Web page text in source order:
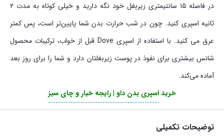
در فاصله ۱۵ سانتی‏متری زیربغل خود نگه دارید و خیلی کوتاه به مدت ۲
ثانیه اسپری کنید. چون در شب حرارت بدن شما پایین‌تر است، پس کمتر
عرق می کنید. با استفاده از اسپری Dove قبل از خواب، ترکیبات محصول
شانس بیشتری برای نفوذ در پوست زیربغلتان دارد و شما را برای روز بعد
آماده می‌کند.
خریداسپری بدن داو | رایجه خیار و چای سبز
توضیحات تکمیلی